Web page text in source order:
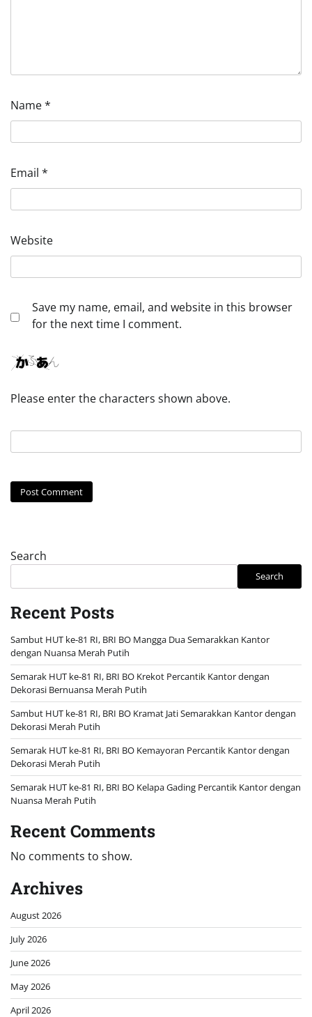
Name*
Email *
Website
Save my name, email, and website in this browser
for the next time I comment.
Please enter the characters shown above.
Search
Search
Recent Posts
Sambut HUT ke-81 RI, BRI BO Mangga Dua Semarakkan Kantor
dengan Nuansa Merah Putih
Semarak HUT ke-81 RI, BRI BO Krekot Percantik Kantor dengan
Dekorasi Bernuansa Merah Putih
Sambut HUT ke-81 RI, BRI BO Kramat Jati Semarakkan Kantor dengan
Dekorasi Merah Putih
Semarak HUT ke-81 RI, BRI BO Kemayoran Percantik Kantor dengan
Dekorasi Merah Putih
Semarak HUT ke-81 RI, BRI BO Kelapa Gading Percantik Kantor dengan
Nuansa Merah Putih
Recent Comments
No comments to show.
Archives
August 2026
July 2026
June 2026
May 2026
April 2026